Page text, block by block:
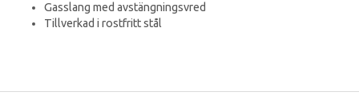
Gasslang med avstängningsvred
Tillverkad i rostfritt stål